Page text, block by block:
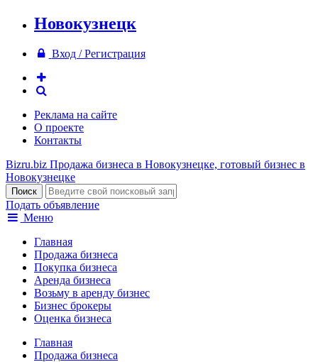
Новокузнецк
Вход / Регистрация
Реклама на сайте
О проекте
Контакты
Bizru.biz Продажа бизнеса в Новокузнецке, готовый бизнес в
Новокузнецке
Подать объявление
Меню
Главная
Продажа бизнеса
Покупка бизнеса
Аренда бизнеса
Возьму в аренду бизнес
Бизнес брокеры
Оценка бизнеса
Главная
Продажа бизнеса